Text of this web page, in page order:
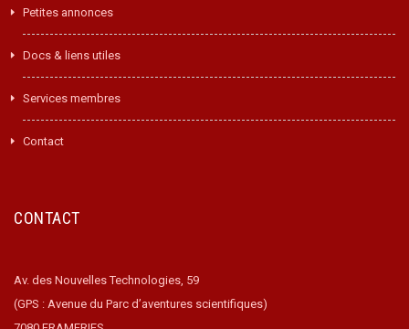
Petites annonces
Docs & liens utiles
Services membres
Contact
CONTACT
Av. des Nouvelles Technologies, 59
(GPS : Avenue du Parc d’aventures scientifiques)